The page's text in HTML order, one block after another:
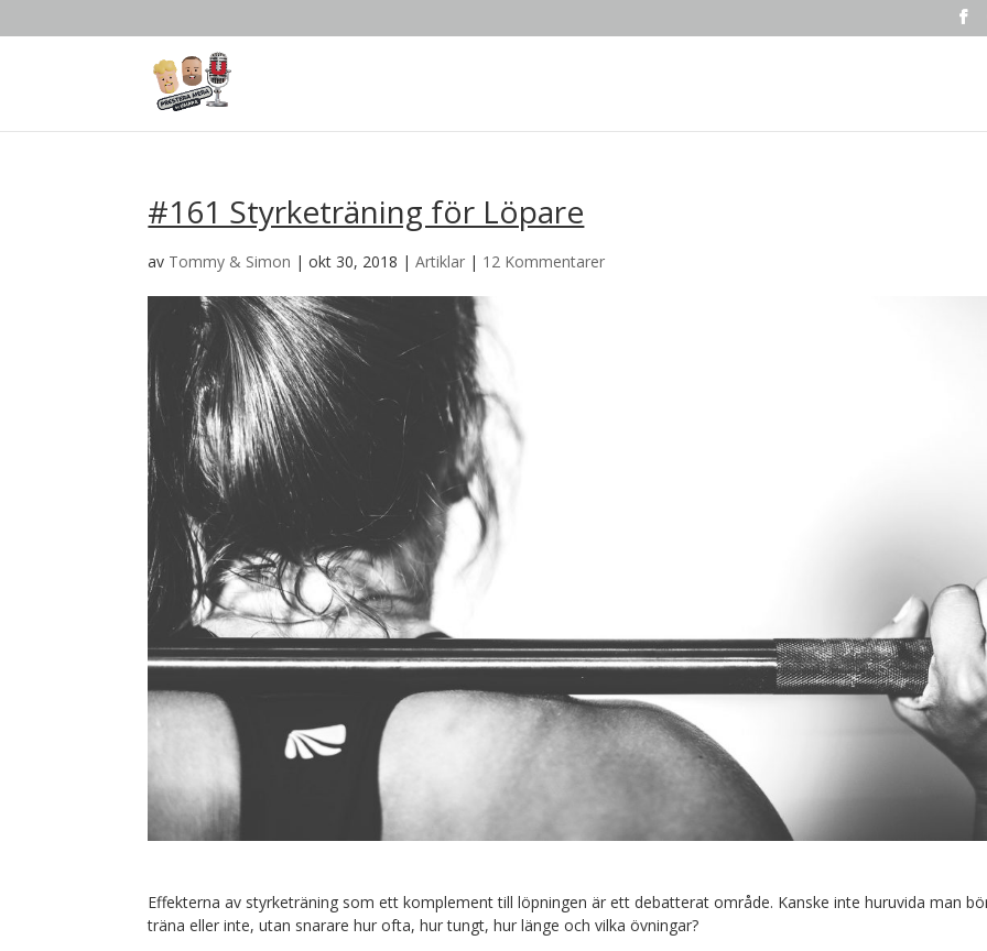
#161 Styrketräning för Löpare
av Tommy & Simon |okt 30, 2018 |Artiklar | 12 Kommentarer
Effekterna av styrketräning som ett komplement till löpningen är ett debatterat område. Kanske inte huruvida man
träna eller inte, utan snarare hur ofta, hur tungt, hur länge och vilka övningar?